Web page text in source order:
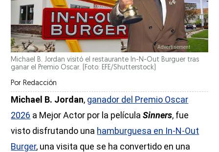
Michael B. Jordan visitó el restaurante In-N-Out Burguer tras
ganar el Premio Oscar. (Foto: EFE/Shutterstock)
Por Redacción
Michael B. Jordan, ganador del Premio Oscar
2026 a Mejor Actor por la películaSinners, fue
visto disfrutando una hamburguesa en In-N-Out
Burger, una visita que se ha convertido en una